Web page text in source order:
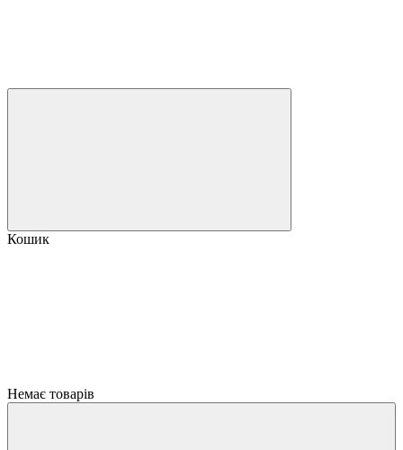
Кошик
Немає товарів